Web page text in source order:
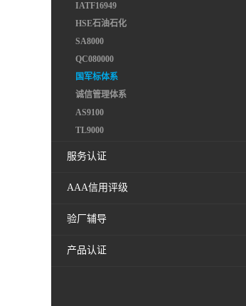
IATF16949
HSE石油石化
SA8000
QC080000
国军标体系
诚信管理体系
AS9100
TL9000
服务认证
AAA信用评级
验厂辅导
产品认证